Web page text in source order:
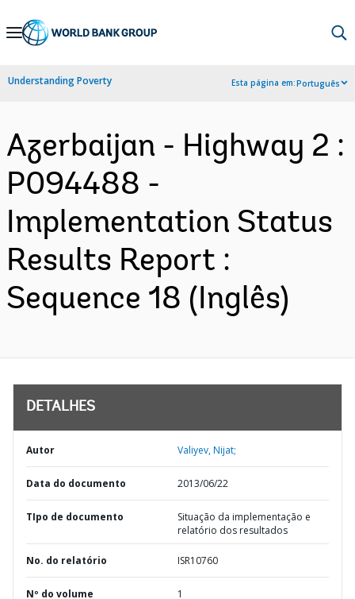
Skip
Navigation
Understanding Poverty Esta página em:Português
Azerbaijan - Highway 2 :
P094488 -
Implementation Status
Results Report :
Sequence 18 (Inglês)
DETALHES
Autor Valiyev, Nijat;
Data do documento 2013/06/22
TIpo de documento
Situação da implementação e
relatório dos resultados
No. do relatório ISR10760
Nº do volume 1